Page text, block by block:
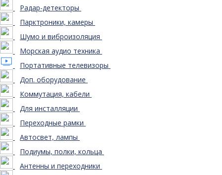
Радар-детекторы
Парктроники, камеры
Шумо и виброизоляция
Морская аудио техника
Портативные телевизоры
Доп. оборудование
Коммутация, кабели
Для инсталляции
Переходные рамки
Автосвет, лампы
Подиумы, полки, кольца
Антенны и переходники